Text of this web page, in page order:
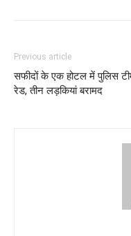
Previous article
सफीदों के एक होटल में पुलिस
रेड, तीन लड़कियां बरामद